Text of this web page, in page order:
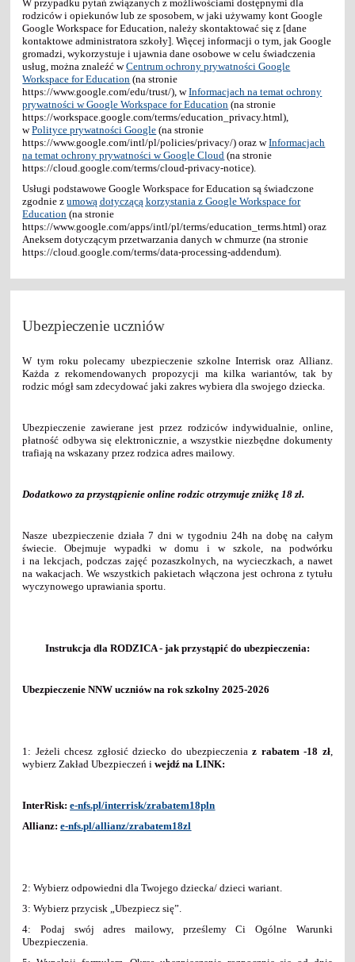
W przypadku pytań związanych z możliwościami dostępnymi dla
rodziców i opiekunów lub ze sposobem, w jaki używamy kont Google
Google Workspace for Education, należy skontaktować się z [dane
kontaktowe administratora szkoły]. Więcej informacji o tym, jak Google
gromadzi, wykorzystuje i ujawnia dane osobowe w celu świadczenia
usług, można znaleźć wCentrum ochrony prywatności Google
Workspace for Education (na stronie
https://www.google.com/edu/trust/), wInformacjach na temat ochrony
prywatności w Google Workspace for Education (na stronie
https://workspace.google.com/terms/education_privacy.html),
wPolityce prywatności Google (na stronie
https://www.google.com/intl/pl/policies/privacy/) oraz wInformacjach
na temat ochrony prywatności w Google Cloud (na stronie
https://cloud.google.com/terms/cloud-privacy-notice).
Usługi podstawowe Google Workspace for Education są świadczone
zgodnie zumową dotyczącą korzystania z Google Workspace for
Education (na stronie
https://www.google.com/apps/intl/pl/terms/education_terms.html) oraz
Aneksem dotyczącym przetwarzania danych w chmurze (na stronie
https://cloud.google.com/terms/data-processing-addendum).
Ubezpieczenie uczniów
W tym roku polecamy ubezpieczenie szkolne Interrisk oraz Allianz.
Każda z rekomendowanych propozycji ma kilka wariantów, tak by
rodzic mógł sam zdecydować jaki zakres wybiera dla swojego dziecka.
Ubezpieczenie zawierane jest przez rodziców indywidualnie, online,
płatność odbywa się elektronicznie, a wszystkie niezbędne dokumenty
trafiają na wskazany przez rodzica adres mailowy.
Dodatkowo za przystąpienie online rodzic otrzymuje zniżkę 18 zł.
Nasze ubezpieczenie działa 7 dni w tygodniu 24h na dobę na całym
świecie. Obejmuje wypadki w domu i w szkole, na podwórku
i na lekcjach, podczas zajęć pozaszkolnych, na wycieczkach, a nawet
na wakacjach. We wszystkich pakietach włączona jest ochrona z tytułu
wyczynowego uprawiania sportu.
Instrukcja dla RODZICA - jak przystąpić do ubezpieczenia:
Ubezpieczenie NNW uczniów na rok szkolny 2025-2026
1: Jeżeli chcesz zgłosić dziecko do ubezpieczeniaz rabatem -18 zł,
wybierz Zakład Ubezpieczeń i wejdź na LINK:
InterRisk:e-nfs.pl/interrisk/zrabatem18pln
Allianz:e-nfs.pl/allianz/zrabatem18zl
2: Wybierz odpowiedni dla Twojego dziecka/ dzieci wariant.
3: Wybierz przycisk „Ubezpiecz się”.
4: Podaj swój adres mailowy, prześlemy Ci Ogólne Warunki
Ubezpieczenia.